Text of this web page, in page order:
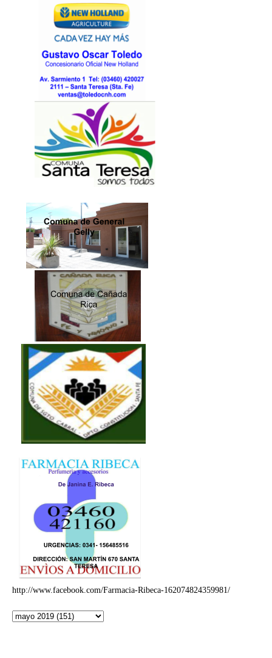
http://www.facebook.com/Farmacia-Ribeca-162074824359981/